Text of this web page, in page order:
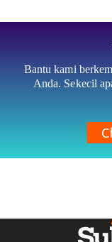
Bantu kami
Anda. Sekecil